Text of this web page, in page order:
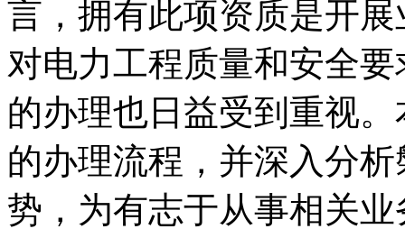
言，拥有此项资质是开
对电力工程质量和安全
的办理也日益受到重视
的办理流程，并深入分
势，为有志于从事相关